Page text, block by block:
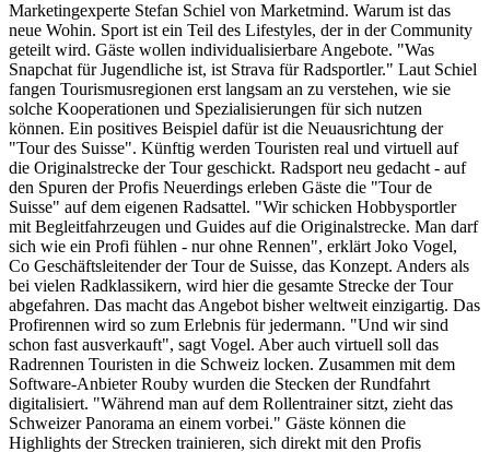
Marketingexperte Stefan Schiel von Marketmind. Warum ist das
neue Wohin. Sport ist ein Teil des Lifestyles, der in der Community
geteilt wird. Gäste wollen individualisierbare Angebote. "Was
Snapchat für Jugendliche ist, ist Strava für Radsportler." Laut Schiel
fangen Tourismusregionen erst langsam an zu verstehen, wie sie
solche Kooperationen und Spezialisierungen für sich nutzen
können. Ein positives Beispiel dafür ist die Neuausrichtung der
"Tour des Suisse". Künftig werden Touristen real und virtuell auf
die Originalstrecke der Tour geschickt. Radsport neu gedacht - auf
den Spuren der Profis Neuerdings erleben Gäste die "Tour de
Suisse" auf dem eigenen Radsattel. "Wir schicken Hobbysportler
mit Begleitfahrzeugen und Guides auf die Originalstrecke. Man darf
sich wie ein Profi fühlen - nur ohne Rennen", erklärt Joko Vogel,
Co Geschäftsleitender der Tour de Suisse, das Konzept. Anders als
bei vielen Radklassikern, wird hier die gesamte Strecke der Tour
abgefahren. Das macht das Angebot bisher weltweit einzigartig. Das
Profirennen wird so zum Erlebnis für jedermann. "Und wir sind
schon fast ausverkauft", sagt Vogel. Aber auch virtuell soll das
Radrennen Touristen in die Schweiz locken. Zusammen mit dem
Software-Anbieter Rouby wurden die Stecken der Rundfahrt
digitalisiert. "Während man auf dem Rollentrainer sitzt, zieht das
Schweizer Panorama an einem vorbei." Gäste können die
Highlights der Strecken trainieren, sich direkt mit den Profis